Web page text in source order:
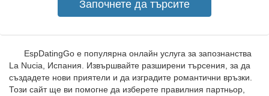
EspDatingGo е популярна онлайн услуга за запознанства
La Nucia, Испания. Извършвайте разширени търсения, за да
създадете нови приятели и да изградите романтични връзки.
Този сайт ще ви помогне да изберете правилния партньор,